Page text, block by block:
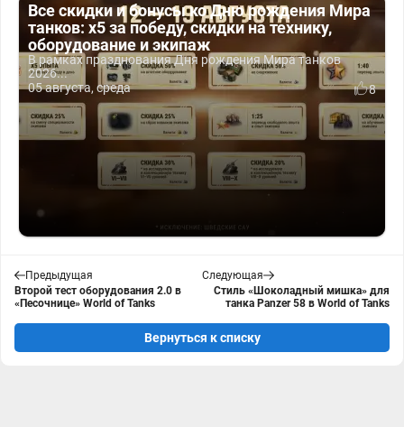
Все скидки и бонусы ко Дню рождения Мира
танков: x5 за победу, скидки на технику,
оборудование и экипаж
В рамках празднования Дня рождения Мира танков
2026...
05 августа, среда
8
Предыдущая
Второй тест оборудования 2.0 в
«Песочнице» World of Tanks
Следующая
Стиль «Шоколадный мишка» для
танка Panzer 58 в World of Tanks
Вернуться к списку